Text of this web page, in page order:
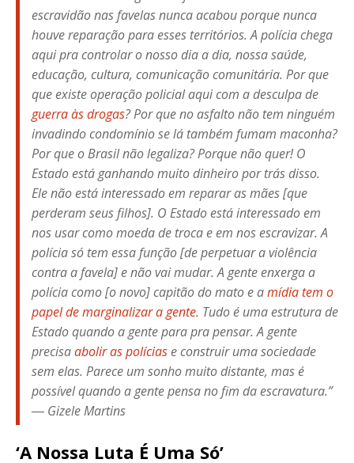
escravidão nas favelas nunca acabou porque nunca
houve reparação para esses territórios. A polícia chega
aqui pra controlar o nosso dia a dia, nossa saúde,
educação, cultura, comunicação comunitária. Por que
que existe operação policial aqui com a desculpa de
guerra às drogas? Por que no asfalto não tem ninguém
invadindo condomínio se lá também fumam maconha?
Por que o Brasil não legaliza? Porque não quer! O
Estado está ganhando muito dinheiro por trás disso.
Ele não está interessado em reparar as mães [que
perderam seus filhos]. O Estado está interessado em
nos usar como moeda de troca e em nos escravizar. A
polícia só tem essa função [de perpetuar a violência
contra a favela] e não vai mudar. A gente enxerga a
polícia como [o novo] capitão do mato e amídia tem o
papel de marginalizar a gente. Tudo é uma estrutura de
Estado quando a gente para pra pensar. A gente
precisaabolir as políciase construir uma sociedade
sem elas. Parece um sonho muito distante, mas é
possível quando a gente pensa no fim da escravatura.”
― Gizele Martins
‘A Nossa Luta É Uma Só’